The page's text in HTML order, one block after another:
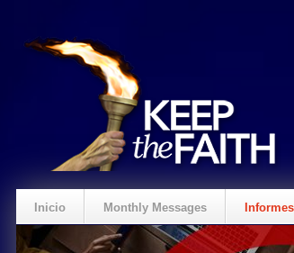
Inicio Monthly Messages Informes